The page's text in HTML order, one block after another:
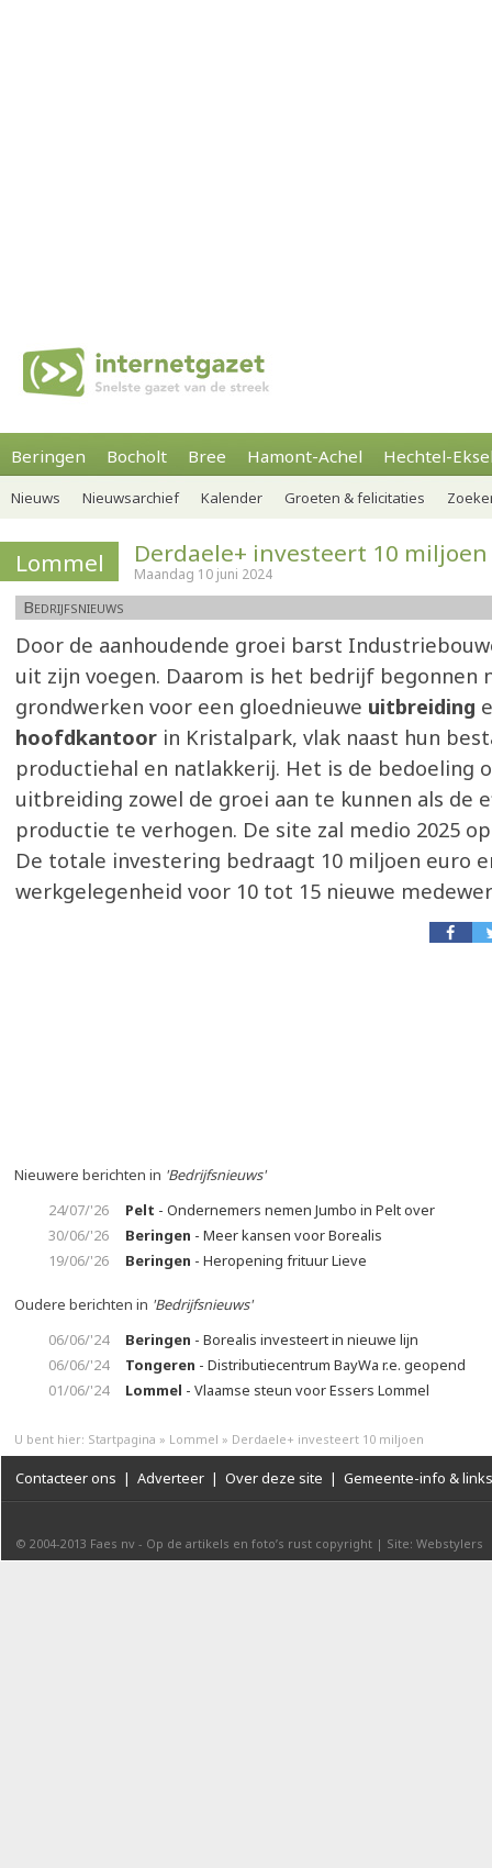
Beringen Bocholt Bree Hamont-Achel Hechtel-
Nieuws Nieuwsarchief Kalender Groeten & felicitaties
Lommel Derdaele+ investeert 10 miljoen
Maandag 10 juni 2024
Bedrijfsnieuws
Door de aanhoudende groei barst
uit zijn voegen. Daarom is het bedrijf begonnen
grondwerken voor een gloednieuwe uitbreiding
hoofdkantoor in Kristalpark, vlak naast hun
productiehal en natlakkerij. Het is de bedoeling
uitbreiding zowel de groei aan te kunnen als de
productie te verhogen. De site zal medio 2025
De totale investering bedraagt 10 miljoen euro
werkgelegenheid voor 10 tot 15 nieuwe
Nieuwere berichten in 'Bedrijfsnieuws'
24/07/'26
Pelt - Ondernemers nemen Jumbo in Pelt over
30/06/'26
Beringen - Meer kansen voor Borealis
19/06/'26
Beringen - Heropening frituur Lieve
Oudere berichten in 'Bedrijfsnieuws'
06/06/'24
Beringen - Borealis investeert in nieuwe lijn
06/06/'24
Tongeren - Distributiecentrum BayWa r.e. geopend
01/06/'24
Lommel - Vlaamse steun voor Essers Lommel
U bent hier: Startpagina » Lommel » Derdaele+ investeert 10 miljoen
Contacteer ons | Adverteer | Over deze site | Gemeente-info & links
© 2004-2013 Faes nv - Op de artikels en foto’s rust copyright | Site: Webstylers